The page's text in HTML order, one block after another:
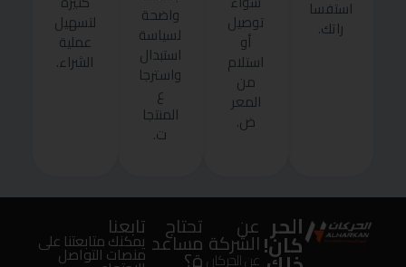
استفسا
راتك. توصيل
أو
استلام
من
المعر
ض.
واضحة
لسياسة
استبدال
واسترجا
ع
المنتجا
ت.
لتسهيل
عملية
الشراء.
الحر
كان!
عن
الشركة
عن الحركان
تحتاج
مساعد
تابعنا
يمكنك متابعتنا على
منصات التواصل